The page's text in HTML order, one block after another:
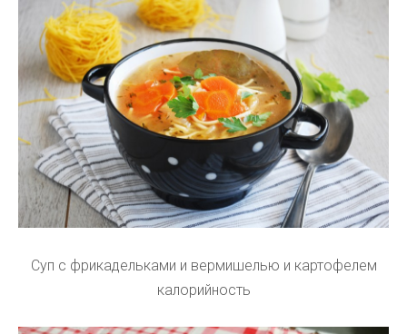
Суп с фрикадельками и вермишелью и картофелем
калорийность